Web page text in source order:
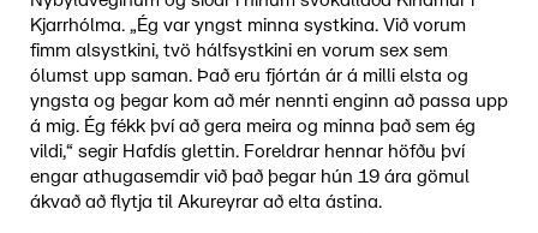
Kjarrhólma. „Ég var yngst minna systkina. Við vorum
fimm alsystkini, tvö hálfsystkini en vorum sex sem
ólumst upp saman. Það eru fjórtán ár á milli elsta og
yngsta og þegar kom að mér nennti enginn að passa upp
á mig. Ég fékk því að gera meira og minna það sem ég
vildi,“ segir Hafdís glettin. Foreldrar hennar höfðu því
engar athugasemdir við það þegar hún 19 ára gömul
ákvað að flytja til Akureyrar að elta ástina.